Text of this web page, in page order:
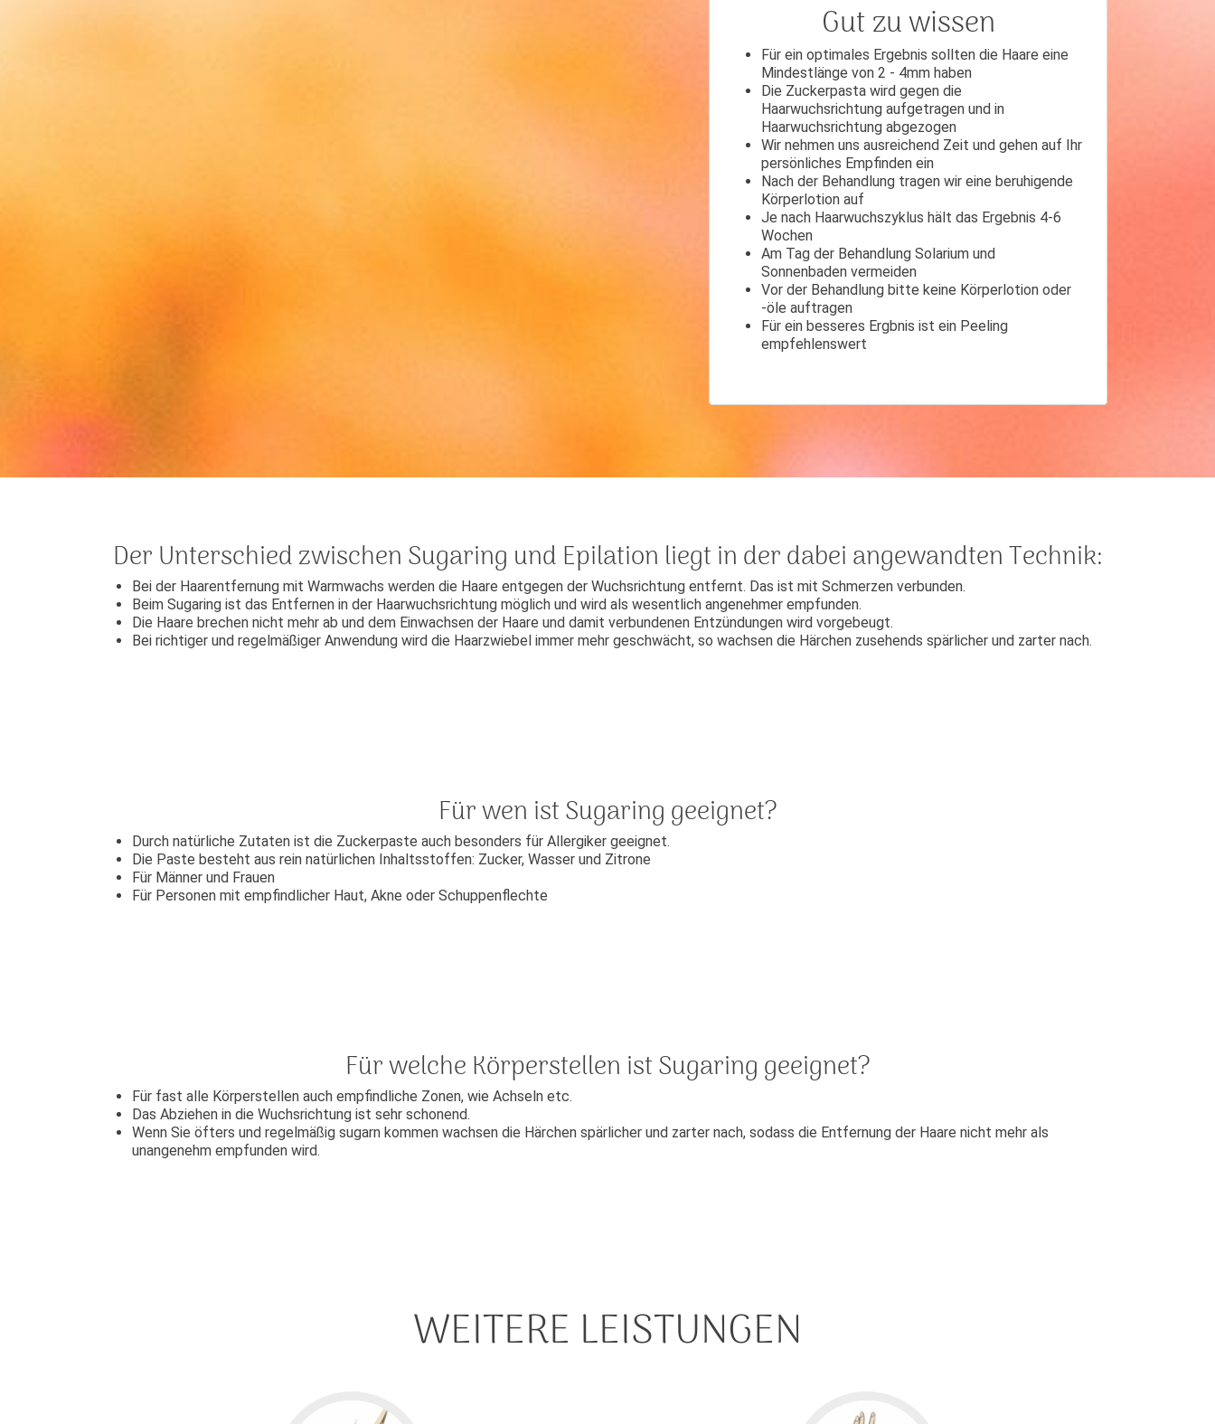
Gut zu wissen
Für ein optimales Ergebnis sollten die Haare eine
Mindestlänge von 2 - 4mm haben
Die Zuckerpasta wird gegen die
Haarwuchsrichtung aufgetragen und in
Haarwuchsrichtung abgezogen
Wir nehmen uns ausreichend Zeit und gehen auf Ihr
persönliches Empfinden ein
Nach der Behandlung tragen wir eine beruhigende
Körperlotion auf
Je nach Haarwuchszyklus hält das Ergebnis 4-6
Wochen
Am Tag der Behandlung Solarium und
Sonnenbaden vermeiden
Vor der Behandlung bitte keine Körperlotion oder
-öle auftragen
Für ein besseres Ergbnis ist ein Peeling
empfehlenswert
Der Unterschied zwischen Sugaring und Epilation liegt in der dabei angewandten Technik:
Bei der Haarentfernung mit Warmwachs werden die Haare entgegen der Wuchsrichtung entfernt. Das ist mit Schmerzen verbunden.
Beim Sugaring ist das Entfernen in der Haarwuchsrichtung möglich und wird als wesentlich angenehmer empfunden.
Die Haare brechen nicht mehr ab und dem Einwachsen der Haare und damit verbundenen Entzündungen wird vorgebeugt.
Bei richtiger und regelmäßiger Anwendung wird die Haarzwiebel immer mehr geschwächt, so wachsen die Härchen zusehends spärlicher und zarter nach.
Für wen ist Sugaring geeignet?
Durch natürliche Zutaten ist die Zuckerpaste auch besonders für Allergiker geeignet.
Die Paste besteht aus rein natürlichen Inhaltsstoffen: Zucker, Wasser und Zitrone
Für Männer und Frauen
Für Personen mit empfindlicher Haut, Akne oder Schuppenflechte
Für welche Körperstellen ist Sugaring geeignet?
Für fast alle Körperstellen auch empfindliche Zonen, wie Achseln etc.
Das Abziehen in die Wuchsrichtung ist sehr schonend.
Wenn Sie öfters und regelmäßig sugarn kommen wachsen die Härchen spärlicher und zarter nach, sodass die Entfernung der Haare nicht mehr als
unangenehm empfunden wird.
WEITERE LEISTUNGEN